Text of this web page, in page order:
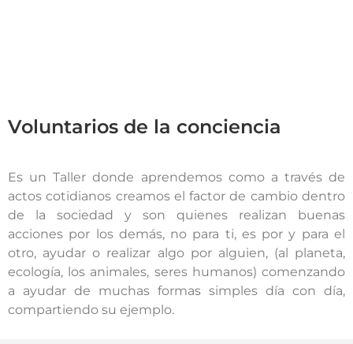
Voluntarios de la conciencia
Es un Taller donde aprendemos como a través de
actos cotidianos creamos el factor de cambio dentro
de la sociedad y son quienes realizan buenas
acciones por los demás, no para ti, es por y para el
otro, ayudar o realizar algo por alguien, (al planeta,
ecología, los animales, seres humanos) comenzando
a ayudar de muchas formas simples día con día,
compartiendo su ejemplo.